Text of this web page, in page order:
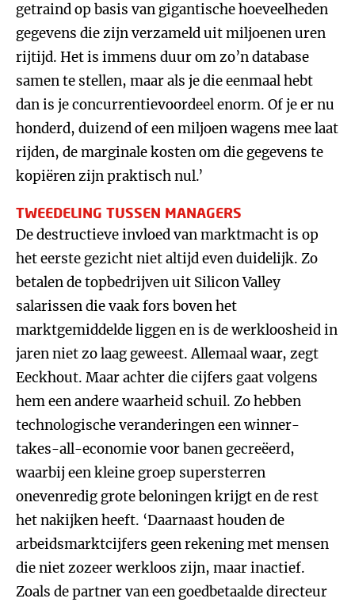
getraind op basis van gigantische hoeveelheden
gegevens die zijn verzameld uit miljoenen uren
rijtijd. Het is immens duur om zo’n database
samen te stellen, maar als je die eenmaal hebt
dan is je concurrentievoordeel enorm. Of je er nu
honderd, duizend of een miljoen wagens mee laat
rijden, de marginale kosten om die gegevens te
kopiëren zijn praktisch nul.’
TWEEDELING TUSSEN MANAGERS
De destructieve invloed van marktmacht is op
het eerste gezicht niet altijd even duidelijk. Zo
betalen de topbedrijven uit Silicon Valley
salarissen die vaak fors boven het
marktgemiddelde liggen en is de werkloosheid in
jaren niet zo laag geweest. Allemaal waar, zegt
Eeckhout. Maar achter die cijfers gaat volgens
hem een andere waarheid schuil. Zo hebben
technologische veranderingen een winner-
takes-all-economie voor banen gecreëerd,
waarbij een kleine groep supersterren
onevenredig grote beloningen krijgt en de rest
het nakijken heeft. ‘Daarnaast houden de
arbeidsmarktcijfers geen rekening met mensen
die niet zozeer werkloos zijn, maar inactief.
Zoals de partner van een goedbetaalde directeur